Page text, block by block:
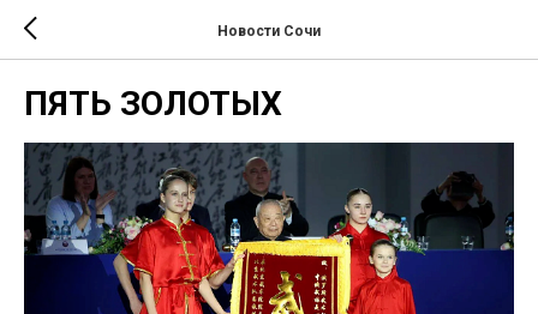
Новости Сочи
ПЯТЬ ЗОЛОТЫХ